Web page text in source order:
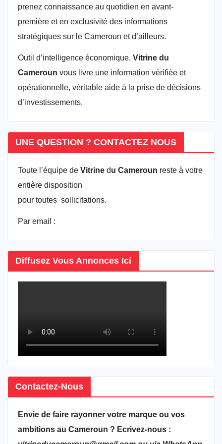
prenez connaissance au quotidien en avant-
première et en exclusivité des informations
stratégiques sur le Cameroun et d’ailleurs.
Outil d’intelligence économique, Vitrine du
Cameroun vous livre une information vérifiée et
opérationnelle, véritable aide à la prise de décisions
d’investissements.
UNE QUESTION ? CONTACTEZ NOUS
Toute l’équipe de Vitrine du Cameroun reste à votre
entière disposition
pour toutes sollicitations.
Par email :
Diffusez Vous Annonces Ici
Contactez-Nous
Envie de faire rayonner votre marque ou vos
ambitions au Cameroun ? Ecrivez-nous :